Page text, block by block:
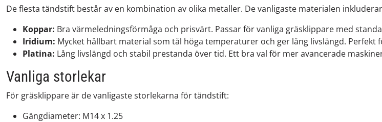
De flesta tändstift består av en kombination av olika metaller. De vanligaste materialen
Koppar: Bra värmeledningsförmåga och prisvärt. Passar för vanliga gräsklippare med
Iridium: Mycket hållbart material som tål höga temperaturer och ger lång livslängd. Perfekt
Platina: Lång livslängd och stabil prestanda över tid. Ett bra val för mer avancerade
Vanliga storlekar
För gräsklippare är de vanligaste storlekarna för tändstift:
Gängdiameter: M14 x 1.25